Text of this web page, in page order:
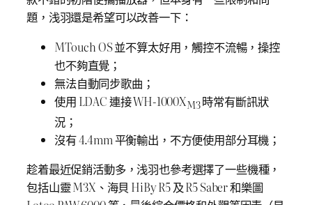
題，浅羽還是希望可以改善一下：
MTouch OS 並不算太好用，觸控不流暢，操控
也不夠直覺；
無法自動同步歌曲；
使用 LDAC 連接 WH-1000XM3時常有斷訊狀
況；
沒有 4.4mm 平衡輸出，不方便使用部分耳機；
趁着最近促銷活動多，浅羽也參考選擇了一些機種，
包括山靈 M3X、海貝 HiBy R5 及 R5 Saber 和樂圖